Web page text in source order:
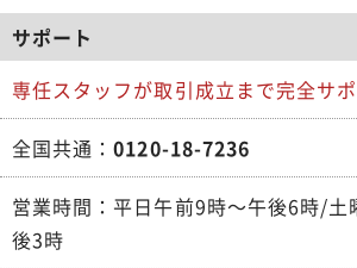
サポート
専任スタッフが取引成立まで完全サ
全国共通：0120-18-7236
営業時間：平日午前9時～午後6時/土
後3時